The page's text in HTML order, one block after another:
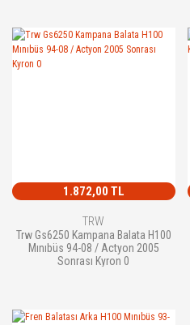
1.872,00 TL
TRW
Trw Gs6250 Kampana Balata H100
Mınıbüs 94-08 / Actyon 2005
Sonrası Kyron 0